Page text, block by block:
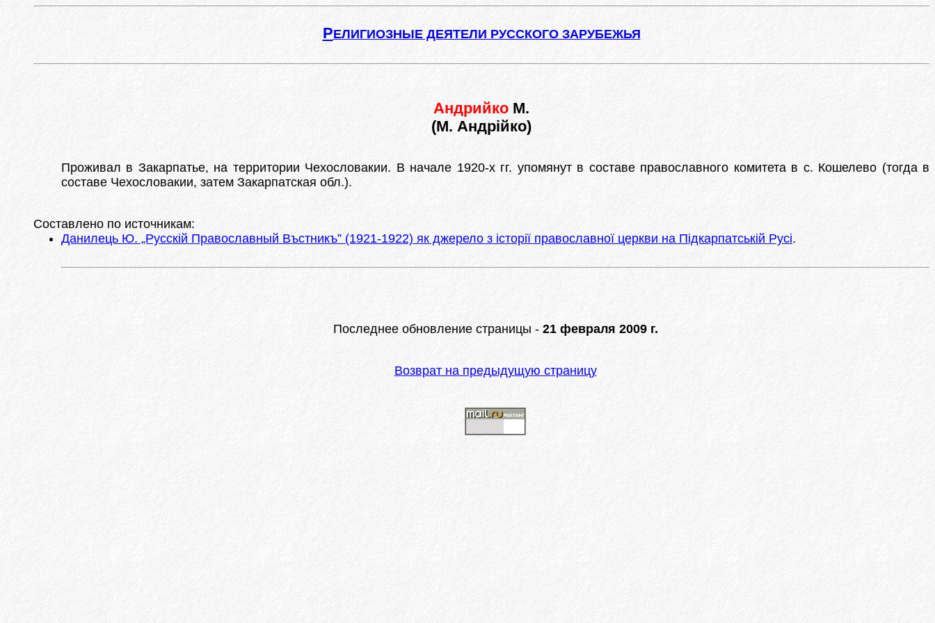
РЕЛИГИОЗНЫЕ ДЕЯТЕЛИ РУССКОГО ЗАРУБЕЖЬЯ
Андрийко М.
(М. Андрійко)
Проживал в Закарпатье, на территории Чехословакии. В начале 1920-х гг. упомянут в составе православного комитета в с. Кошелево (тогда в
составе Чехословакии, затем Закарпатская обл.).
Составлено по источникам:
Данилець Ю. „Русскій Православный Въстникъ” (1921-1922) як джерело з історії православної церкви на Підкарпатській Русі.
Последнее обновление страницы - 21 февраля 2009 г.
Возврат на предыдущую страницу